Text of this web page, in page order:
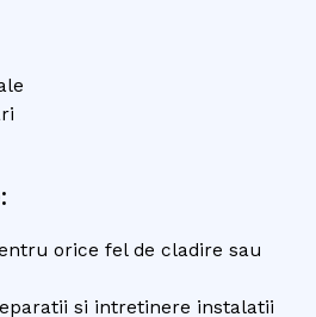
orice fel de cladire sau
si intretinere instalatii